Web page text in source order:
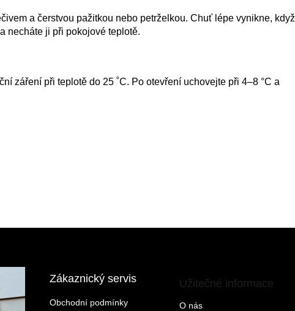
a čerstvou pažitkou nebo petrželkou. Chuť lépe vynikne, když
necháte ji při pokojové teplotě.
záření při teplotě do 25 ˚C. Po otevření uchovejte při 4–8 °C a
Zákaznický servis
Obchodní podmínky
Užitečné informace
O nás